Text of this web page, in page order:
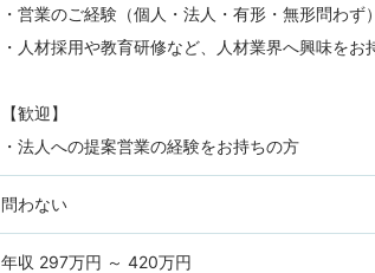
・営業のご経験（個人・法人・有形・無形問わず）
・人材採用や教育研修など、人材業界へ興味をお
【歓迎】
・法人への提案営業の経験をお持ちの方
問わない
年収 297万円 ～ 420万円